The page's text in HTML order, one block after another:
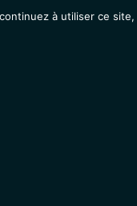
à utiliser ce